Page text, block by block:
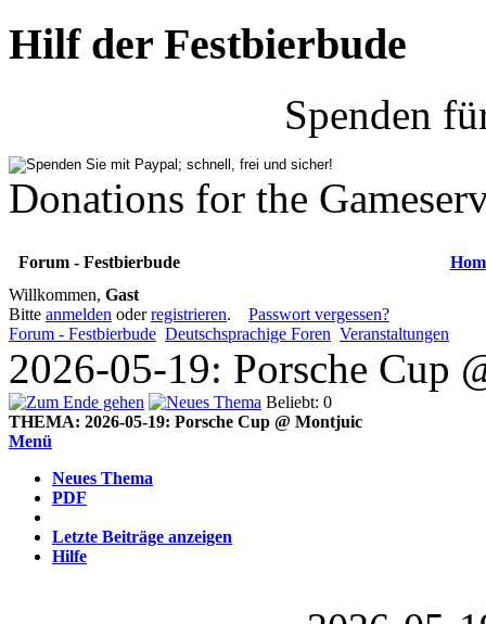
Hilf der Festbierbude
Spenden
Donations for the
Forum - Festbierbude
Willkommen, Gast
Bitte anmelden oderregistrieren. Passwort vergessen?
Forum - Festbierbude Deutschsprachige Foren Veranstaltungen
2026-05-19: Porsche Cup
Beliebt: 0
THEMA: 2026-05-19: Porsche Cup @ Montjuic
Menü
Neues Thema
PDF
Letzte Beiträge anzeigen
Hilfe